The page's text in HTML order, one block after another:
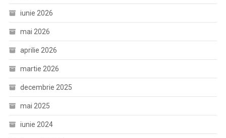
iunie 2026
mai 2026
aprilie 2026
martie 2026
decembrie 2025
mai 2025
iunie 2024